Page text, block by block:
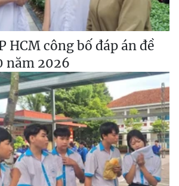
HCM công bố đáp án đề
năm 2026